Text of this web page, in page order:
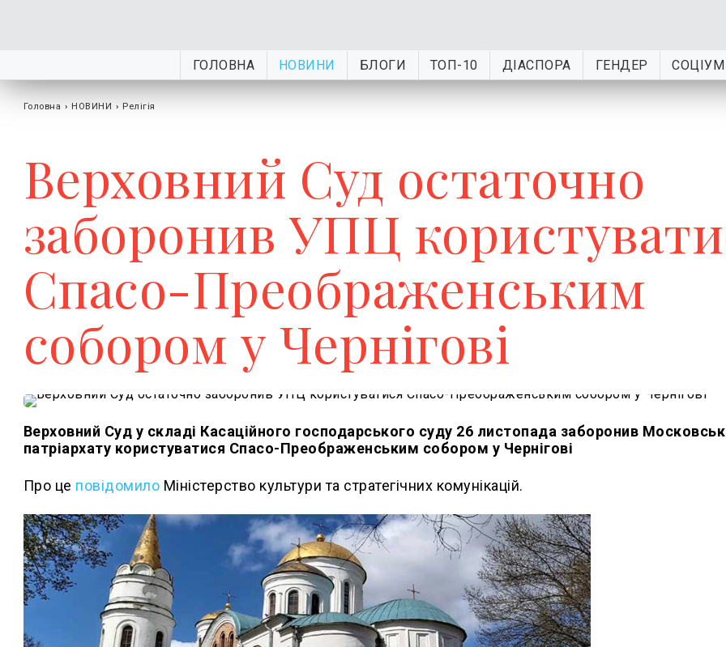
ГОЛОВНА НОВИНИ БЛОГИ ТОП-10 ДІАСПОРА ГЕНДЕР СОЦІУМ
Головна › НОВИНИ › Релігія
Верховний Суд остаточно
заборонив УПЦ
Спасо-Преображенським
собором у Чернігові
Верховний Суд у складі Касаційного господарського суду 26 листопада заборонив
патріархату користуватися Спасо-Преображенським собором у Чернігові
Про це повідомило Міністерство культури та стратегічних комунікацій.